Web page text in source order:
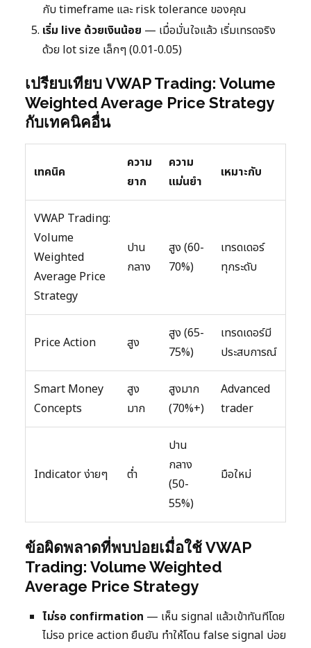
กับ timeframe และ risk tolerance ของคุณ
เริ่ม live ด้วยเงินน้อย — เมื่อมั่นใจแล้ว เริ่มเทรดจริง
ด้วย lot size เล็กๆ (0.01-0.05)
เปรียบเทียบ VWAP Trading: Volume
Weighted Average Price Strategy
กับเทคนิคอื่น
เทคนิค
ความ
ยาก
ความ
แม่นยำ
เหมาะกับ
VWAP Trading:
Volume
Weighted
Average Price
Strategy
ปาน
กลาง
สูง (60-
70%)
เทรดเดอร์
ทุกระดับ
Price Action สูง
สูง (65-
75%)
เทรดเดอร์มี
ประสบการณ์
Smart Money
Concepts
สูง
มาก
สูงมาก
(70%+)
Advanced
trader
Indicator ง่ายๆ ต่ำ
ปาน
กลาง
(50-
55%)
มือใหม่
ข้อผิดพลาดที่พบบ่อยเมื่อใช้ VWAP
Trading: Volume Weighted
Average Price Strategy
ไม่รอ confirmation — เห็น signal แล้วเข้าทันทีโดย
ไม่รอ price action ยืนยัน ทำให้โดน false signal บ่อย